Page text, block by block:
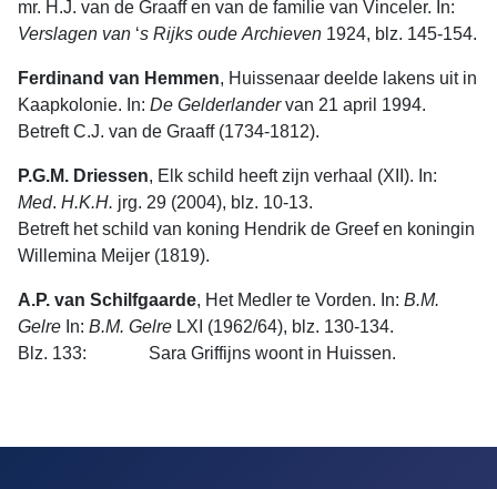
mr. H.J. van de Graaff en van de familie van Vinceler. In:
Verslagen van ‘s Rijks oude Archieven 1924, blz. 145-154.
Ferdinand van Hemmen, Huissenaar deelde lakens uit in
Kaapkolonie. In: De Gelderlandervan 21 april 1994.
Betreft C.J. van de Graaff (1734-1812).
P.G.M. Driessen, Elk schild heeft zijn verhaal (XII). In:
Med. H.K.H. jrg. 29 (2004), blz. 10-13.
Betreft het schild van koning Hendrik de Greef en koningin
Willemina Meijer (1819).
A.P. van Schilfgaarde, Het Medler te Vorden. In: B.M.
Gelre In: B.M. Gelre LXI (1962/64), blz. 130-134.
Blz. 133: Sara Griffijns woont in Huissen.